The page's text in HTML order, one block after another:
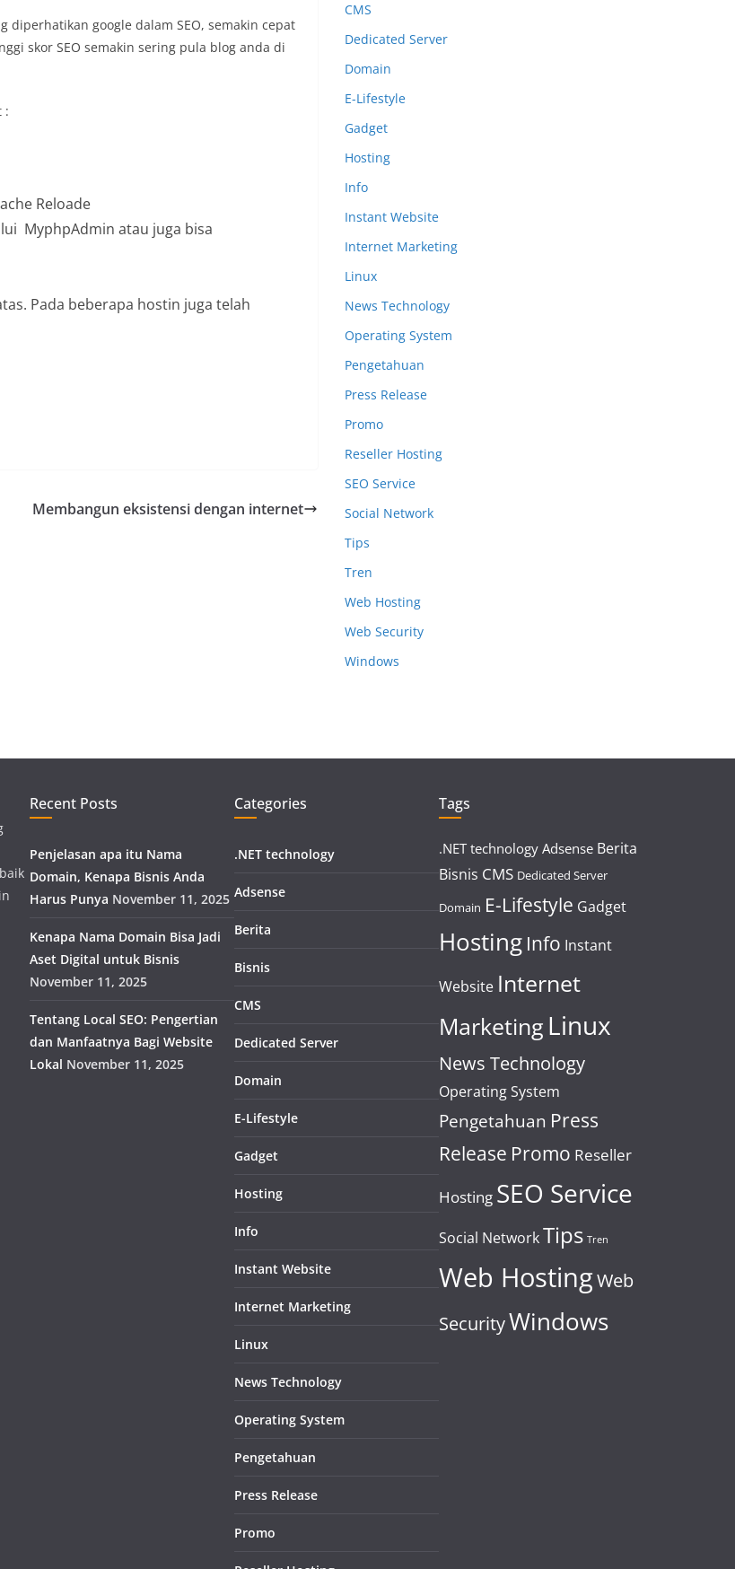
google dalam SEO, semakin cepat
skor SEO semakin sering pula blog anda di
:
Reloade
MyphpAdmin atau juga bisa
Pada beberapa hostin juga telah
Membangun eksistensi dengan internet
CMS
Dedicated Server
Domain
E-Lifestyle
Gadget
Hosting
Info
Instant Website
Internet Marketing
Linux
News Technology
Operating System
Pengetahuan
Press Release
Promo
Reseller Hosting
SEO Service
Social Network
Tips
Tren
Web Hosting
Web Security
Windows
Recent Posts
Penjelasan apa itu Nama
Domain, Kenapa Bisnis Anda
Harus Punya November 11, 2025
Kenapa Nama Domain Bisa Jadi
Aset Digital untuk Bisnis
November 11, 2025
Tentang Local SEO: Pengertian
dan Manfaatnya Bagi Website
Lokal November 11, 2025
Categories
.NET technology
Adsense
Berita
Bisnis
CMS
Dedicated Server
Domain
E-Lifestyle
Gadget
Hosting
Info
Instant Website
Internet Marketing
Linux
News Technology
Operating System
Pengetahuan
Press Release
Promo
Tags
.NET technology Adsense Berita
Bisnis CMS Dedicated Server
Domain E-Lifestyle Gadget
Hosting Info Instant
Website Internet
Marketing Linux
News Technology
Operating System
Pengetahuan Press
Release Promo Reseller
Hosting SEO Service
Social NetworkTips Tren
Web HostingWeb
SecurityWindows